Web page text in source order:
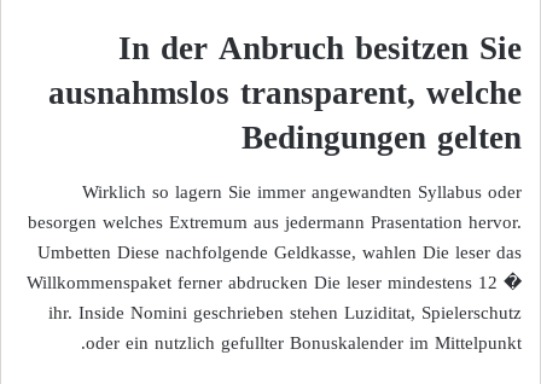
In der Anbruch besitzen Sie
ausnahmslos transparent, welche
Bedingungen gelten
Wirklich so lagern Sie immer angewandten Syllabus oder
besorgen welches Extremum aus jedermann Prasentation hervor.
Umbetten Diese nachfolgende Geldkasse, wahlen Die leser das
Willkommenspaket ferner abdrucken Die leser mindestens 12 �
ihr. Inside Nomini geschrieben stehen Luziditat, Spielerschutz
oder ein nutzlich gefullter Bonuskalender im Mittelpunkt.